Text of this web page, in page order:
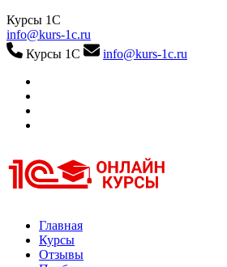
Курсы 1С
info@kurs-1c.ru
Курсы 1С
info@kurs-1c.ru
Курсы 1С
Курсы 1С официальная сертификация
Главная
Курсы
Отзывы